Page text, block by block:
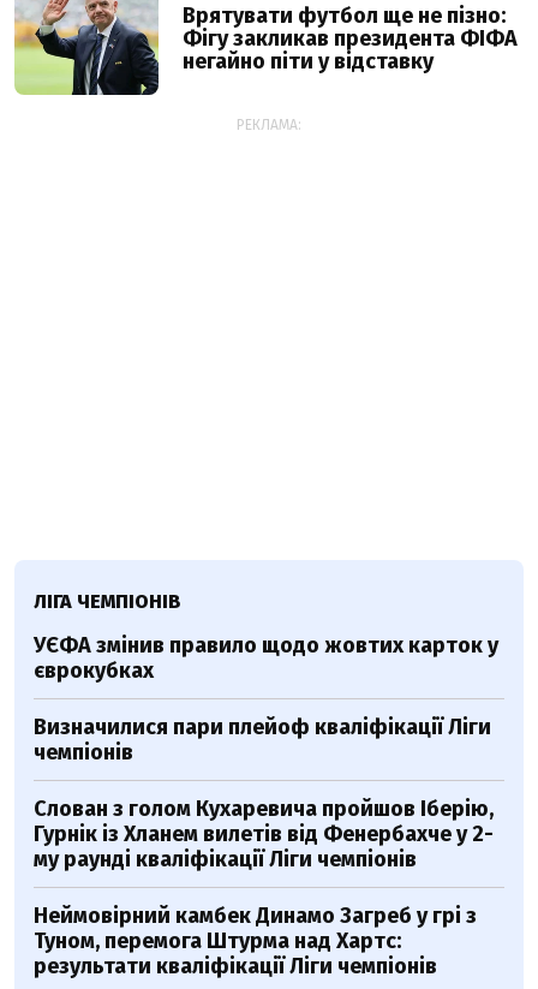
Врятувати футбол ще не пізно:
Фігу закликав президента ФІФА
негайно піти у відставку
РЕКЛАМА:
ЛІГА ЧЕМПІОНІВ
УЄФА змінив правило щодо жовтих карток у
єврокубках
Визначилися пари плейоф кваліфікації Ліги
чемпіонів
Слован з голом Кухаревича пройшов Іберію,
Гурнік із Хланем вилетів від Фенербахче у 2-
му раунді кваліфікації Ліги чемпіонів
Неймовірний камбек Динамо Загреб у грі з
Туном, перемога Штурма над Хартс:
результати кваліфікації Ліги чемпіонів